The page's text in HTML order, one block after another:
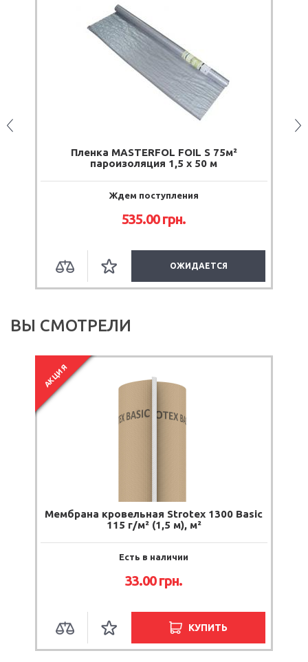
Пленка MASTERFOL FOIL S 75м²
пароизоляция 1,5 х 50 м
Ждем поступления
535.00 грн.
ОЖИДАЕТСЯ
ВЫ СМОТРЕЛИ
АКЦИЯ
Мембрана кровельная Strotex 1300 Basic
115 г/м² (1,5 м), м²
Есть в наличии
33.00 грн.
КУПИТЬ